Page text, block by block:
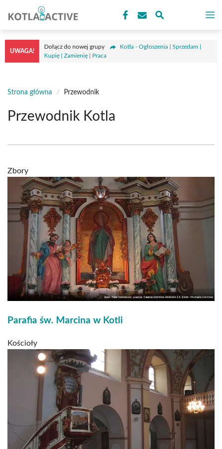
treści
UWAGA!
Dołącz do nowej grupy
Kotla - Ogłoszenia | Sprzedam |
Kupię | Zamienię | Praca
Strona główna / Przewodnik
Przewodnik Kotla
Zbory
Parafia św. Marcina w Kotli
Kościoły